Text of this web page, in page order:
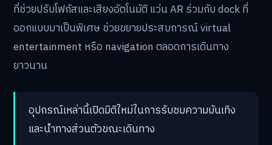
ที่ช่วยปรับโฟกัสและเสียงอัตโนมัติ แว่น AR ร่วมกับ dock ที่
ออกแบบมาเป็นพิเศษ ช่วยขยายประสบการณ์ virtual
entertainment หรือ navigation ตลอดการเดินทาง
ยาวนาน
อุปกรณ์เหล่านี้เปิดมิติใหม่ในการรับชมความบันเทิง
และนำทางส่วนตัวขณะเดินทาง